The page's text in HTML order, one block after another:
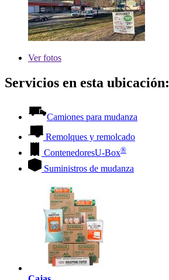
Verfotos
Servicios en esta ubicación:
Camiones para mudanza
Remolques y remolcado
ContenedoresU-Box®
Suministros de mudanza